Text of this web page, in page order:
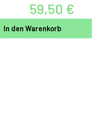
59,50 €
In den Warenkorb